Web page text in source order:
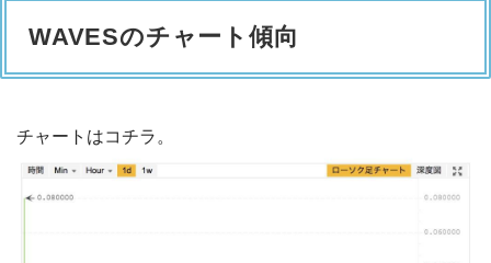
WAVESのチャート傾向
チャートはコチラ。